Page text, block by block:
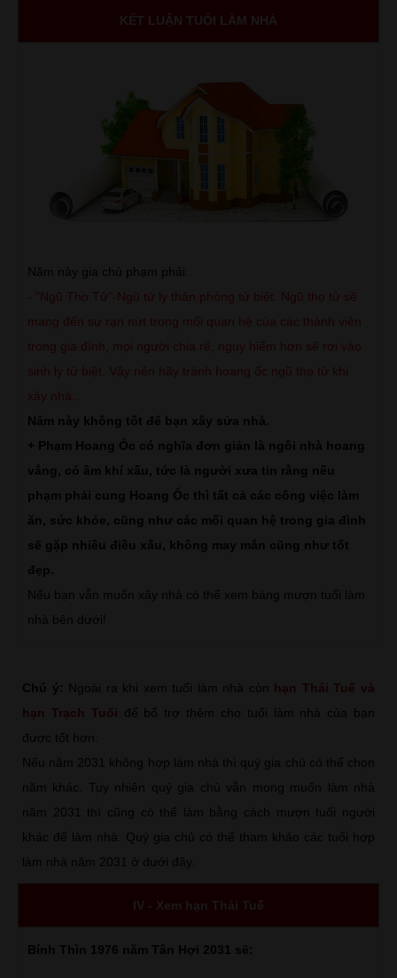
KẾT LUẬN TUỔI LÀM NHÀ
Năm này gia chủ phạm phải:
- "Ngũ Thọ Tử"-Ngũ tử ly thân phòng tử biệt. Ngũ thọ tử sẽ
mang đến sự rạn nứt trong mối quan hệ của các thành viên
trong gia đình, mọi người chia rẽ, nguy hiểm hơn sẽ rơi vào
sinh ly tử biệt. Vậy nên hãy tránh hoang ốc ngũ thọ tử khi
xây nhà..
Năm này không tốt để bạn xây sửa nhà.
+ Phạm Hoang Ốc có nghĩa đơn giản là ngôi nhà hoang
vắng, có âm khí xấu, tức là người xưa tin rằng nếu
phạm phải cung Hoang Ốc thì tất cả các công việc làm
ăn, sức khỏe, cũng như các mối quan hệ trong gia đình
sẽ gặp nhiều điều xấu, không may mắn cũng như tốt
đẹp.
Nếu bạn vẫn muốn xây nhà có thể xem bảng mượn tuổi làm
nhà bên dưới!
Chú ý: Ngoài ra khi xem tuổi làm nhà còn hạn Thái Tuế và
hạn Trạch Tuổi
để bổ trợ thêm cho tuổi làm nhà của bạn
được tốt hơn.
Nếu năm 2031 không hợp làm nhà thì quý gia chủ có thể chọn
năm khác. Tuy nhiên quý gia chủ vẫn mong muốn làm nhà
năm 2031 thì cũng có thể làm bằng cách mượn tuổi người
khác để làm nhà. Quý gia chủ có thể tham khảo các tuổi hợp
làm nhà năm 2031 ở dưới đây.
IV - Xem hạn Thái Tuế
Bính Thìn 1976 năm Tân Hợi 2031 sẽ: